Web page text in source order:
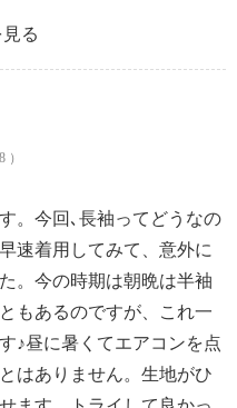
る
）
。今回､長袖ってどうなの
速着用してみて、意外に
。今の時期は朝晩は半袖
もあるのですが、これ一
♪昼に暑くてエアコンを点
はありません。生地がひ